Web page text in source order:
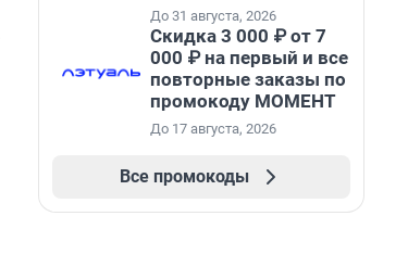
До 31 августа, 2026
Скидка 3 000 ₽ от 7
000 ₽ на первый и все
повторные заказы по
промокоду МОМЕНТ
До 17 августа, 2026
Все промокоды